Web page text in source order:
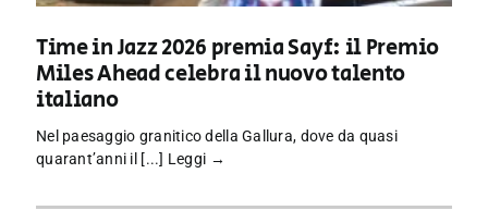
Time in Jazz 2026 premia Sayf: il Premio
Miles Ahead celebra il nuovo talento
italiano
Nel paesaggio granitico della Gallura, dove da quasi
quarant’anni il [...] Leggi →